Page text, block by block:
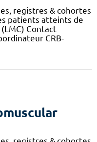
registres & cohortes
patients atteints de
Contact
CRB-